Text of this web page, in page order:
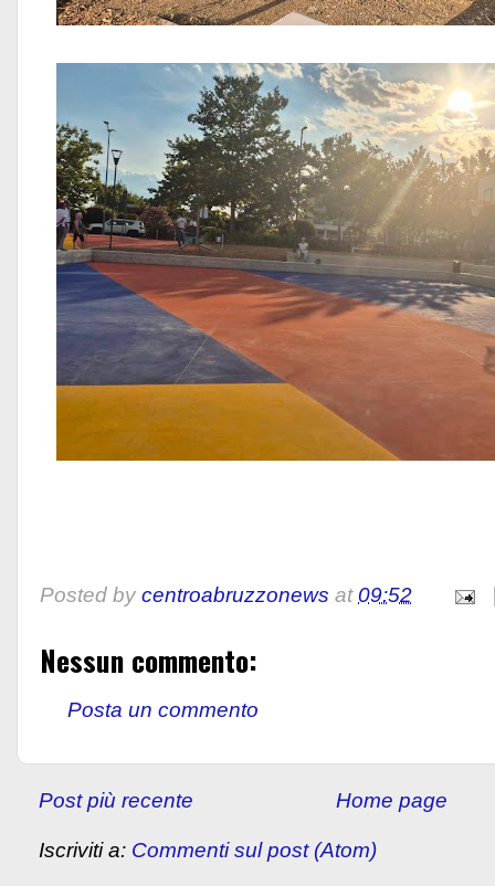
Posted by centroabruzzonews at09:52
Nessun commento:
Posta un commento
Post più recente Home page
Iscriviti a: Commenti sul post (Atom)